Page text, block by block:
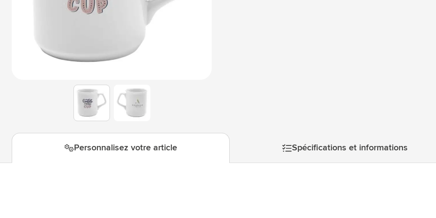
Afficher le sous-menu pour la catégorie Technologie & gadgets
Afficher le sous-menu pour la catégorie Écriture
Afficher le sous-menu pour la catégorie Outdoor & Loisirs
Afficher le sous-menu pour la catégorie Outils & Déplacements
View larger imageView larger image
Personnalisez votre article Spécifications et informations